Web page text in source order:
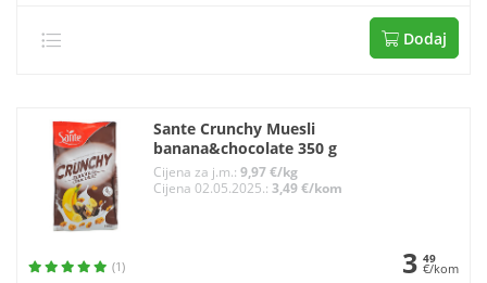
Dodaj
Sante Crunchy Muesli
banana&chocolate 350 g
Cijena za j.m.: 9,97 €/kg
Cijena 02.05.2025.: 3,49 €/kom
(1) 3 49
€/kom